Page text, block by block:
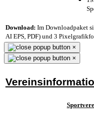
Download: Im Downloadpaket
AI EPS, PDF) und 3
×
×